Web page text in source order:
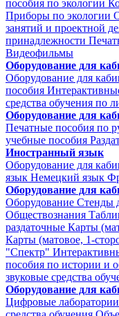
пособия по экологии
Приборы по экологии
занятий и проектной
принадлежности
Видеофильмы
Оборудование для
Оборудование для
пособия
средства обучения по
Оборудование для
Печатные пособия по
учебные пособия
Иностранный язык
Оборудование для
язык Немецкий язык
Оборудование для
Оборудование Стенды
Обществознания
раздаточные Карты
Карты (матовое, 1-
"Спектр"
пособия по истории и
звуковые средства
Оборудование для
Цифровые